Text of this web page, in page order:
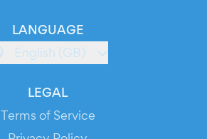
LANGUAGE
English (GB)
LEGAL
Terms of Service